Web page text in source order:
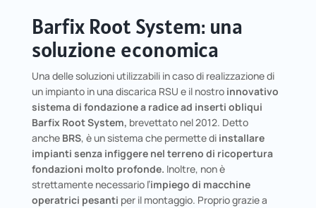
Barfix Root System: una
soluzione economica
Una delle soluzioni utilizzabili in caso di realizzazione di
un impianto in una discarica RSU e il nostro innovativo
sistema di fondazione a radice ad inserti obliqui
Barfix Root System, brevettato nel 2012. Detto
anche BRS, è un sistema che permette di installare
impianti senza infiggere nel terreno di ricopertura
fondazioni molto profonde. Inoltre, non è
strettamente necessario l’impiego di macchine
operatrici pesanti per il montaggio. Proprio grazie a